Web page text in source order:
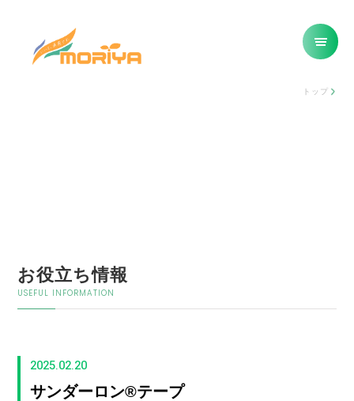
トップ
お役立ち情報
USEFUL INFORMATION
2025.02.20
サンダーロン®テープ